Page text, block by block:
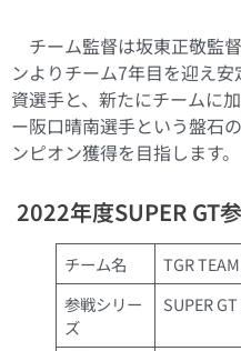
チーム監督は坂東正敬監
ンよりチーム7年目を迎え
資選手と、新たにチームに
ー阪口晴南選手という盤石
ンピオン獲得を目指します。
2022年度SUPER GT
チーム名
TGR
参戦シリー
ズ
SUPER